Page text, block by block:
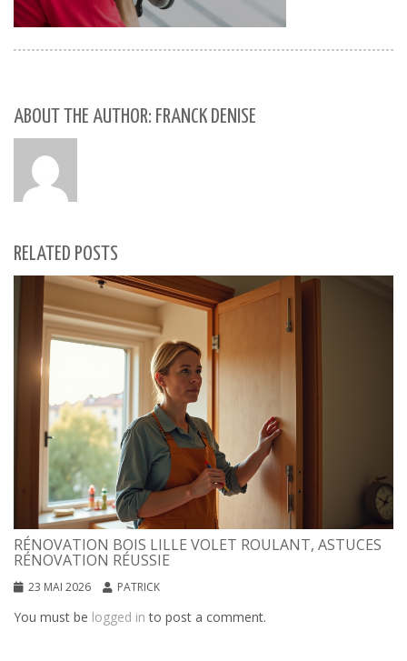
ABOUT THE AUTHOR: FRANCK DENISE
RELATED POSTS
RÉNOVATION BOIS LILLE VOLET ROULANT, ASTUCES
RÉNOVATION RÉUSSIE
23 MAI 2026 PATRICK
You must be logged in to post a comment.